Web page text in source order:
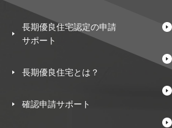
長期優良住宅認定の申請
サポート
長期優良住宅とは？
確認申請サポート